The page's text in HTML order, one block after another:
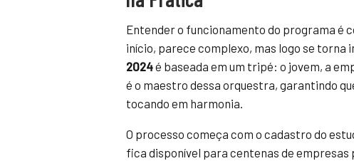
Entender o funcionamento do programa é
início, parece complexo, mas logo se torna
2024é baseada em um tripé: o jovem, a
é o maestro dessa orquestra, garantindo
tocando em harmonia.
O processo começa com o cadastro do
fica disponível para centenas de empresas